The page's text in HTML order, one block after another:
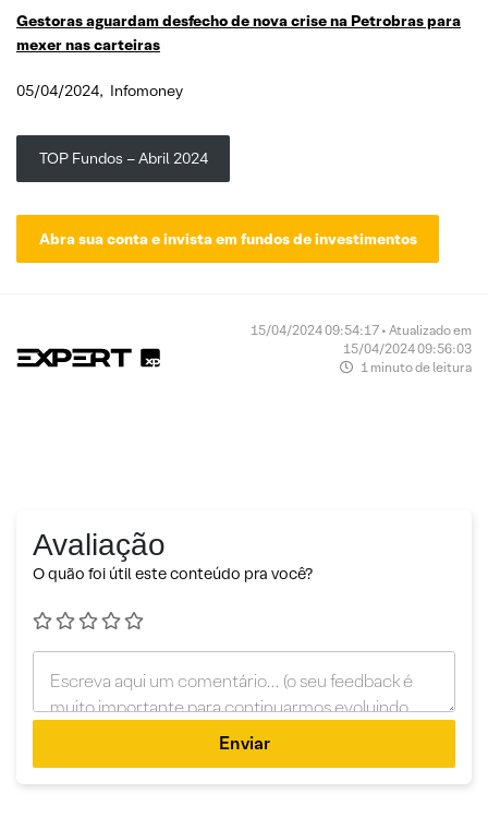
Gestoras aguardam desfecho de nova crise na Petrobras para
mexer nas carteiras
05/04/2024, Infomoney
TOP Fundos – Abril 2024
Abra sua conta e invista em fundos de investimentos
15/04/2024 09:54:17 • Atualizado em
15/04/2024 09:56:03
1 minuto de leitura
Avaliação
O quão foi útil este conteúdo pra você?
Enviar